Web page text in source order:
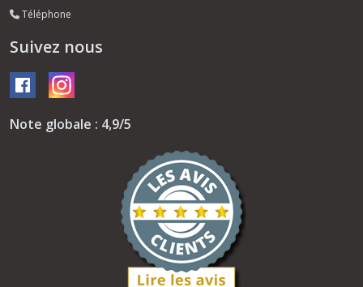
Téléphone
Suivez nous
Note globale : 4,9/5